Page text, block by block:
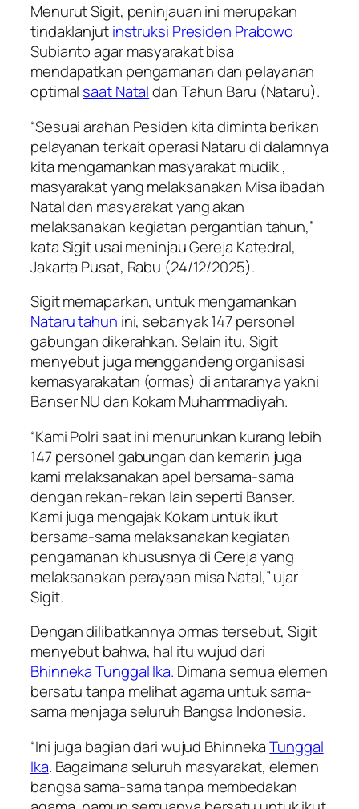
Menurut Sigit, peninjauan ini merupakan
tindaklanjutinstruksi Presiden Prabowo
Subianto agar masyarakat bisa
mendapatkan pengamanan dan pelayanan
optimal saat Nataldan Tahun Baru (Nataru).
“Sesuai arahan Pesiden kita diminta berikan
pelayanan terkait operasi Nataru di dalamnya
kita mengamankan masyarakat mudik ,
masyarakat yang melaksanakan Misa ibadah
Natal dan masyarakat yang akan
melaksanakan kegiatan pergantian tahun,”
kata Sigit usai meninjau Gereja Katedral,
Jakarta Pusat, Rabu (24/12/2025).
Sigit memaparkan, untuk mengamankan
Nataru tahun ini, sebanyak 147 personel
gabungan dikerahkan. Selain itu, Sigit
menyebut juga menggandeng organisasi
kemasyarakatan (ormas) di antaranya yakni
Banser NU dan Kokam Muhammadiyah.
“Kami Polri saat ini menurunkan kurang lebih
147 personel gabungan dan kemarin juga
kami melaksanakan apel bersama-sama
dengan rekan-rekan lain seperti Banser.
Kami juga mengajak Kokam untuk ikut
bersama-sama melaksanakan kegiatan
pengamanan khususnya di Gereja yang
melaksanakan perayaan misa Natal,” ujar
Sigit.
Dengan dilibatkannya ormas tersebut, Sigit
menyebut bahwa, hal itu wujud dari
Bhinneka Tunggal Ika. Dimana semua elemen
bersatu tanpa melihat agama untuk sama-
sama menjaga seluruh Bangsa Indonesia.
“Ini juga bagian dari wujud BhinnekaTunggal
Ika. Bagaimana seluruh masyarakat, elemen
bangsa sama-sama tanpa membedakan